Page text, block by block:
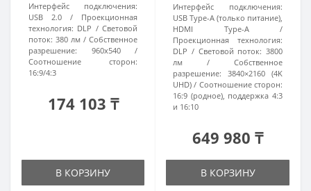
Интерфейс подключения:
USB 2.0
Проекционная
технология: DLP
Световой
поток: 380 лм
Собственное
разрешение:
960х540
Соотношение сторон:
16:9/4:3
174 103 ₸
В КОРЗИНУ
Интерфейс подключения:
USB Type-A (только питание),
HDMI Type-A
Проекционная технология:
DLP
Световой поток: 3800
лм
Собственное
разрешение:
3840×2160 (4K
UHD)
Соотношение сторон:
16:9 (родное), поддержка 4:3
и 16:10
649 980 ₸
В КОРЗИНУ